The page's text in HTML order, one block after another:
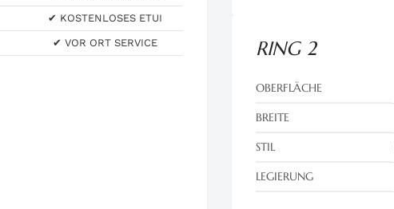
RING 2
OBERFLÄCHE
BREITE
STIL
LEGIERUNG
✔ KOSTENLOSES ETUI
✔ VOR ORT SERVICE